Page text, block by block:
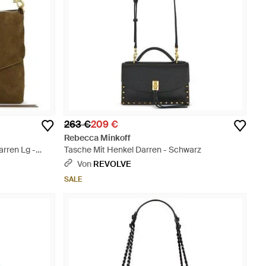
Lg -
263 €209 €
Rebecca Minkoff
Tasche Mit Henkel Darren - Schwarz
Von REVOLVE
SALE